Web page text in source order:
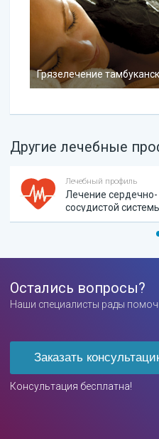
Грязелечение
Другие лечебные
Лечебный профиль
Лечение сердечно-
сосудистой
Остались вопросы?
Наши специалисты рады
Заказать
Консультация бесплатна!